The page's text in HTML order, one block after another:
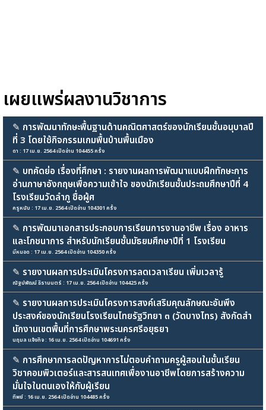
เผยแพร่ผลงานวิชาการ
✎ การพัฒนาทักษะพื้นฐานด้านคณิตศาสตร์ของนักเรียนชั้นอนุบาลปี
ที่ 3 โดยใช้กิจกรรมเกมพื้นบ้านพื้นเมือง
ดา : 17 เม.ย. 2564 เปิดอ่าน 104455 ครั้ง
✎ บทคัดย่อ เรื่องที่ศึกษา : รายงานผลการพัฒนาแบบฝึกทักษะการ
อ่านภาษาอังกฤษเพื่อความเข้าใจ ของนักเรียนชั้นประถมศึกษาปีที่ 4
โรงเรียนวัดลำภู ชื่อผู้ศ
ครูหนับ : 17 เม.ย. 2564 เปิดอ่าน 104301 ครั้ง
✎ การพัฒนาเอกสารประกอบการเรียนการงานอาชีพ เรื่อง อาหาร
และโภชนาการ สำหรับนักเรียนชั้นมัธยมศึกษาปีที่ 1 โรงเรียน
มีหนอด : 17 เม.ย. 2564 เปิดอ่าน 104350 ครั้ง
✎ รายงานผลการประเมินโครงการลดเวลาเรียน เพิ่มเวลารู้
ณัฐปพัฒน์ ธิรามนตร์ : 17 เม.ย. 2564 เปิดอ่าน 104425 ครั้ง
✎ รายงานผลการประเมินโครงการสงค์เสริมคุณลักษณะอันพึง
ประสงค์ของนักเรียนโรงเรียนไทยรัฐวิทยา ๓ (วัดบางไทร) สังกัดสํา
นักงานเขตพื้นที่การศึกษาพระนครศรีอยุธยา
นฤมล แจ้งกิจ : 16 เม.ย. 2564 เปิดอ่าน 104691 ครั้ง
✎ การศึกษาการลดปัญหาการไม่ตอบคำถามครูผู้สอนในชั้นเรียน
วิชาคอมพิวเตอร์และสารสนเทศเพื่องานอาชีพโดยการสร้างความ
มั่นใจในตนเองให้กับผู้เรียน
ทิพย์ : 16 เม.ย. 2564 เปิดอ่าน 104485 ครั้ง